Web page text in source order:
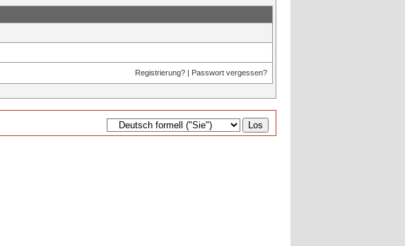
Registrierung? | Passwort vergessen?